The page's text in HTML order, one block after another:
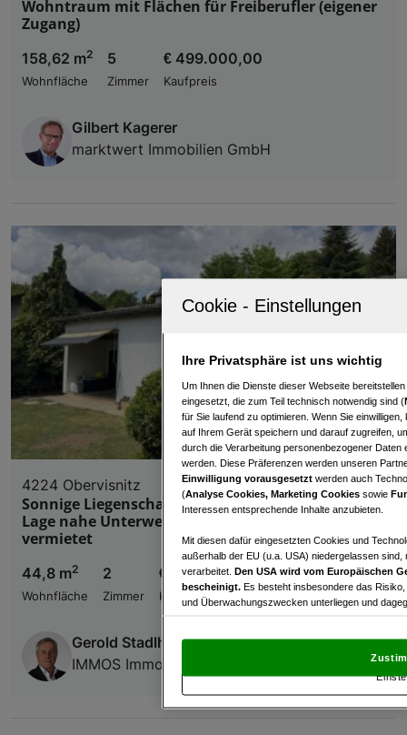
Wohntraum mit Flächen für Freiberufler (eigener
Zugang)
158,62 m2
Wohnfläche
5
Zimmer
€ 499.000,00
Kaufpreis
Gilbert Kagerer
marktwert Immobilien GmbH
4224 Obervisnitz
Sonnige Liegenschaft mit Fernblick in ruhiger
Lage nahe Unterweitersdorf – großes Potenzial &
vermietet
44,8 m2
Wohnfläche
2
Zimmer
€ 215.000,00
Kaufpreis
Gerold Stadlhuber
IMMOS Immobilien Gerold Stadlhuber
Ihre Privatsphäre ist uns wichtig
Um Ihnen die Dienste dieser Webseite
eingesetzt, die zum Teil technisch notwendig sind (
für Sie laufend zu optimieren. Wenn Sie
auf Ihrem Gerät speichern und darauf zugreifen,
durch die Verarbeitung personenbezogener
werden. Diese Präferenzen werden unseren
Einwilligung vorausgesetzt werden auch
(Analyse Cookies, Marketing Cookies sowie
Interessen entsprechende Inhalte anzubieten.
Mit diesen dafür eingesetzten Cookies und
außerhalb der EU (u.a. USA) niedergelassen
verarbeitet. Den USA wird vom Europäischen
bescheinigt. Es besteht insbesondere das
und Überwachungszwecken unterliegen und
und Widerspruch gegen die Verarbeitung auf der
„Cookie Einstellungen“, die sich auf jeder Seite